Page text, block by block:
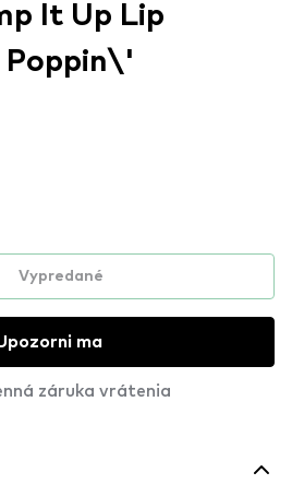
It Up Lip
Poppin\'
Vypredané
ma
záruka vrátenia